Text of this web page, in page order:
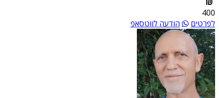
400
לפרטים
הודעה לווטסאפ